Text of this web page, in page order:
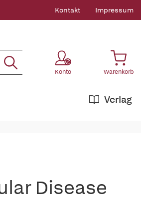
Kontakt Impressum
Konto Warenkorb
Verlag
Disease